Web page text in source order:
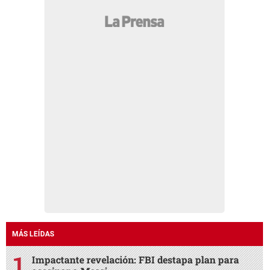
MÁS LEÍDAS
Impactante revelación: FBI destapa plan para